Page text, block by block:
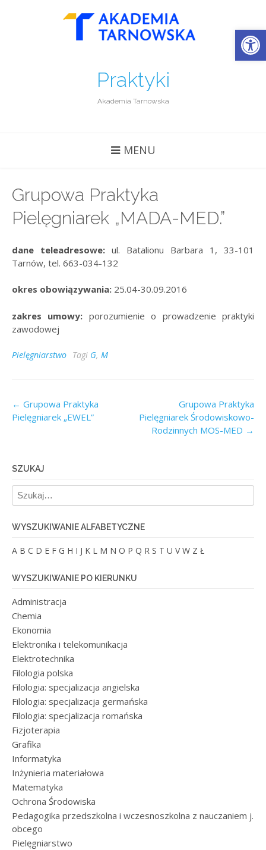
Praktyki
Akademia Tarnowska
MENU
Grupowa Praktyka
Pielęgniarek „MADA-MED.”
dane teleadresowe: ul. Batalionu Barbara 1, 33-101
Tarnów, tel. 663-034-132
okres obowiązywania: 25.04-30.09.2016
zakres umowy: porozumienie o prowadzenie praktyki
zawodowej
Pielęgniarstwo Tagi G, M
Post
← Grupowa Praktyka
Pielęgniarek „EWEL”
Grupowa Praktyka
Pielęgniarek Środowiskowo-
Rodzinnych MOS-MED →
SZUKAJ
WYSZUKIWANIE ALFABETYCZNE
A B C D E F G H I J K L M N O P Q R S T U V W Z Ł
WYSZUKIWANIE PO KIERUNKU
Administracja
Chemia
Ekonomia
Elektronika i telekomunikacja
Elektrotechnika
Filologia polska
Filologia: specjalizacja angielska
Filologia: specjalizacja germańska
Filologia: specjalizacja romańska
Fizjoterapia
Grafika
Informatyka
Inżynieria materiałowa
Matematyka
Ochrona Środowiska
Pedagogika przedszkolna i wczesnoszkolna z nauczaniem j.
obcego
Pielęgniarstwo